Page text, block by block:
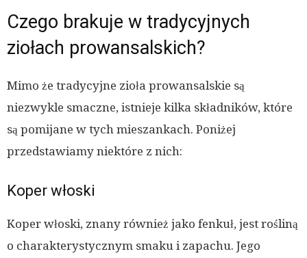
Czego brakuje w tradycyjnych
ziołach prowansalskich?
Mimo że tradycyjne zioła prowansalskie są
niezwykle smaczne, istnieje kilka składników, które
są pomijane w tych mieszankach. Poniżej
przedstawiamy niektóre z nich:
Koper włoski
Koper włoski, znany również jako fenkuł, jest rośliną
o charakterystycznym smaku i zapachu. Jego